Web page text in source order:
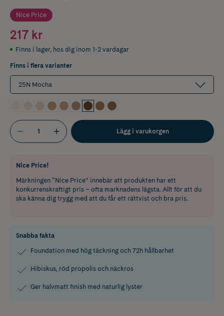
Nice Price
217 kr
Finns i lager, hos dig inom 1-2 vardagar
Finns i flera varianter
25N Mocha
Lägg i varukorgen
Nice Price!
Märkningen “Nice Price” innebär att produkten har ett
konkurrenskraftigt pris – ofta marknadens lägsta. Allt för att du
ska känna dig trygg med att du får ett rättvist och bra pris.
Snabba fakta
Foundation med hög täckning och 72h hållbarhet
Hibiskus, röd propolis och näckros
Ger halvmatt finish med naturlig lyster